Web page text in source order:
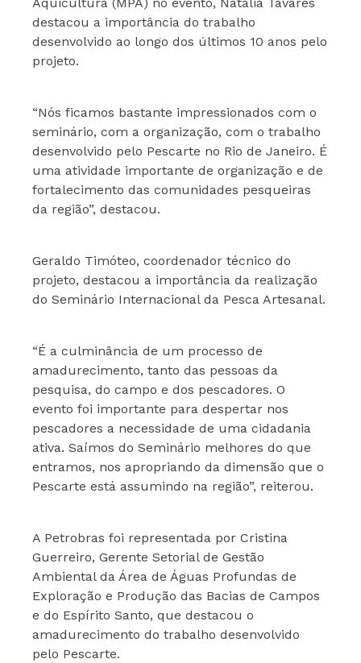
destacou a importância do trabalho
desenvolvido ao longo dos últimos 10 anos pelo
projeto.
“Nós ficamos bastante impressionados com o
seminário, com a organização, com o trabalho
desenvolvido pelo Pescarte no Rio de Janeiro. É
uma atividade importante de organização e de
fortalecimento das comunidades pesqueiras
da região”, destacou.
Geraldo Timóteo, coordenador técnico do
projeto, destacou a importância da realização
do Seminário Internacional da Pesca Artesanal.
“É a culminância de um processo de
amadurecimento, tanto das pessoas da
pesquisa, do campo e dos pescadores. O
evento foi importante para despertar nos
pescadores a necessidade de uma cidadania
ativa. Saímos do Seminário melhores do que
entramos, nos apropriando da dimensão que o
Pescarte está assumindo na região”, reiterou.
A Petrobras foi representada por Cristina
Guerreiro, Gerente Setorial de Gestão
Ambiental da Área de Águas Profundas de
Exploração e Produção das Bacias de Campos
e do Espírito Santo, que destacou o
amadurecimento do trabalho desenvolvido
pelo Pescarte.